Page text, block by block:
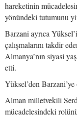
hareketinin
yönündeki tutumunu
Barzani ayrıca
çalışmalarını takdir
Almanya’nın siyasi
etti.
Yüksel’den Barzani’ye
Alman milletvekili
mücadelesindeki